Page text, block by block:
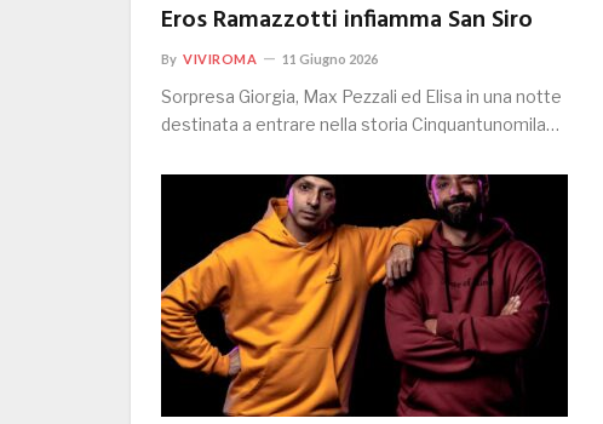
Eros Ramazzotti infiamma San Siro
By VIVIROMA 11 Giugno 2026
Sorpresa Giorgia, Max Pezzali ed Elisa in una notte
destinata a entrare nella storia Cinquantunomila…